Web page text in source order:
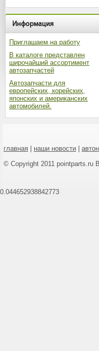
Информация
Приглашаем на работу
В каталоге представлен
широчайший ассортимент
автозапчастей
Автозапчасти для
европейских, корейских,
японских и американских
автомобилей.
главная наши новости
© Copyright 2011 pointparts.ru
0.044652938842773